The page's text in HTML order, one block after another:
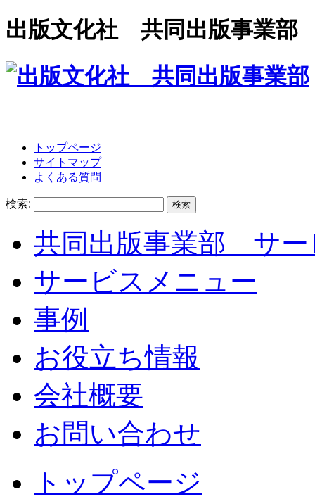
出版文化社 共同出版事業部
トップページ
サイトマップ
よくある質問
検索:
共同出版事業部 サー
サービスメニュー
事例
お役立ち情報
会社概要
お問い合わせ
トップページ